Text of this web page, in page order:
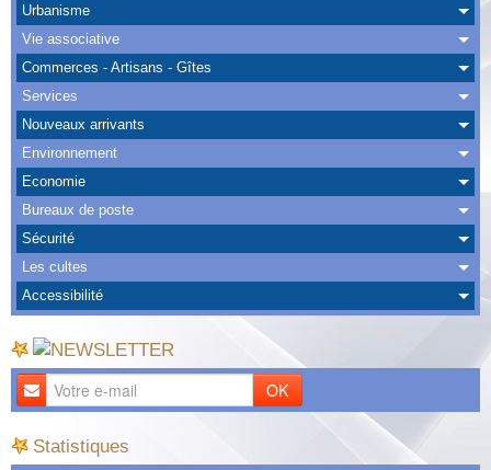
Agenda
Albums
Nous Contacter
Urbanisme
Vie associative
Commerces - Artisans - Gîtes
Services
Nouveaux arrivants
Environnement
Economie
Bureaux de poste
Sécurité
Les cultes
Accessibilité
OK
Statistiques